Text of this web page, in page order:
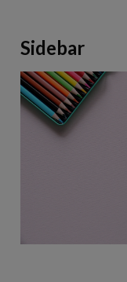
Sidebar